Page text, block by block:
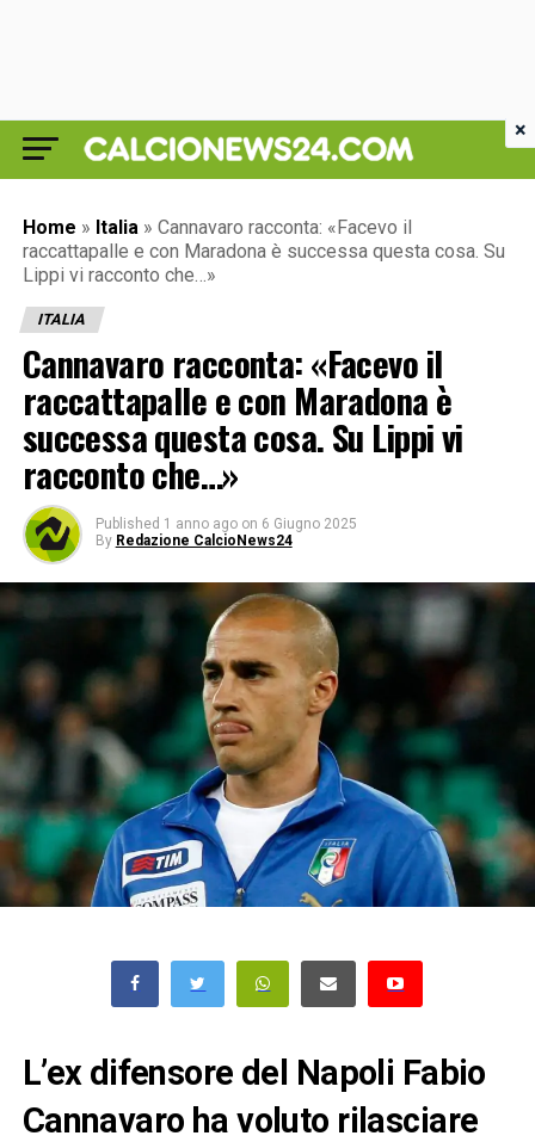
Home » Italia » Cannavaro racconta: «Facevo il
raccattapalle e con Maradona è successa questa cosa. Su
Lippi vi racconto che…»
ITALIA
Cannavaro racconta: «Facevo il
raccattapalle e con Maradona è
successa questa cosa. Su Lippi vi
racconto che…»
Published 1 anno ago on 6 Giugno 2025
By Redazione CalcioNews24
L’ex difensore del Napoli Fabio
Cannavaro ha voluto rilasciare
×